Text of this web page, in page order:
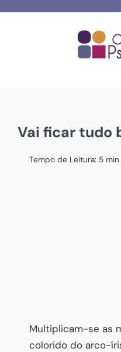
Vai ficar tudo
Tempo de Leitura: 5 min
Multiplicam-se as
colorido do arco-